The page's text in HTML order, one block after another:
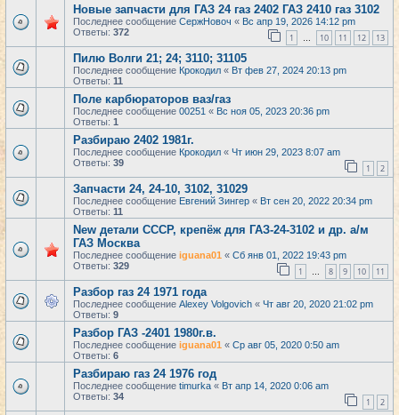
Новые запчасти для ГАЗ 24 газ 2402 ГАЗ 2410 газ 3102
Последнее сообщение СержНовоч « Вс апр 19, 2026 14:12 pm
Ответы: 372 1 … 10 11 12 13
Пилю Волги 21; 24; 3110; 31105
Последнее сообщение Крокодил « Вт фев 27, 2024 20:13 pm
Ответы: 11
Поле карбюраторов ваз/газ
Последнее сообщение 00251 « Вс ноя 05, 2023 20:36 pm
Ответы: 1
Разбираю 2402 1981г.
Последнее сообщение Крокодил « Чт июн 29, 2023 8:07 am
Ответы: 39 1 2
Запчасти 24, 24-10, 3102, 31029
Последнее сообщение Евгений Зингер « Вт сен 20, 2022 20:34 pm
Ответы: 11
New детали СССР, крепёж для ГАЗ-24-3102 и др. а/м
ГАЗ Москва
Последнее сообщение iguana01 « Сб янв 01, 2022 19:43 pm
Ответы: 329 1 … 8 9 10 11
Разбор газ 24 1971 года
Последнее сообщение Alexey Volgovich « Чт авг 20, 2020 21:02 pm
Ответы: 9
Разбор ГАЗ -2401 1980г.в.
Последнее сообщение iguana01 « Ср авг 05, 2020 0:50 am
Ответы: 6
Разбираю газ 24 1976 год
Последнее сообщение timurka « Вт апр 14, 2020 0:06 am
Ответы: 34 1 2